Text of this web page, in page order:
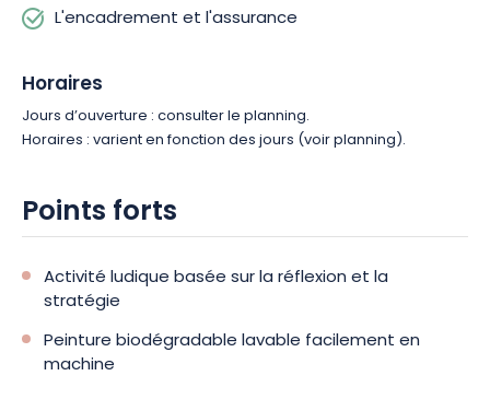
L'encadrement et l'assurance
Horaires
Jours d’ouverture : consulter le planning.
Horaires : varient en fonction des jours (voir planning).
Points forts
Activité ludique basée sur la réflexion et la
stratégie
Peinture biodégradable lavable facilement en
machine